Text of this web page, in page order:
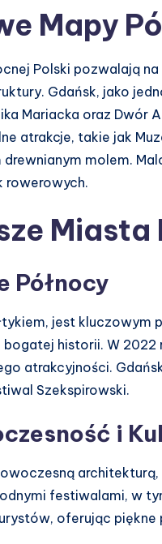
Mapy
Polski pozwalają
Gdańsk, jako
Mariacka oraz Dwór
atrakcje, takie jak
molem.
rowerowych.
Miasta
Północy
jest kluczowym
historii. W
atrakcyjności.
Szekspirowski.
i
festiwalami, w
oferując piękne